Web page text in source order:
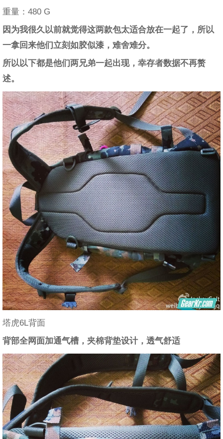
重量：480 G
因为我很久以前就觉得这两款包太适合放在一起了，所以
一拿回来他们立刻如胶似漆，难舍难分。
​所以以下都是他们两兄弟一起出现，幸存者数据不再赘
述。
塔虎6L背面
背部全网面加通气槽，夹棉背垫设计，透气舒适